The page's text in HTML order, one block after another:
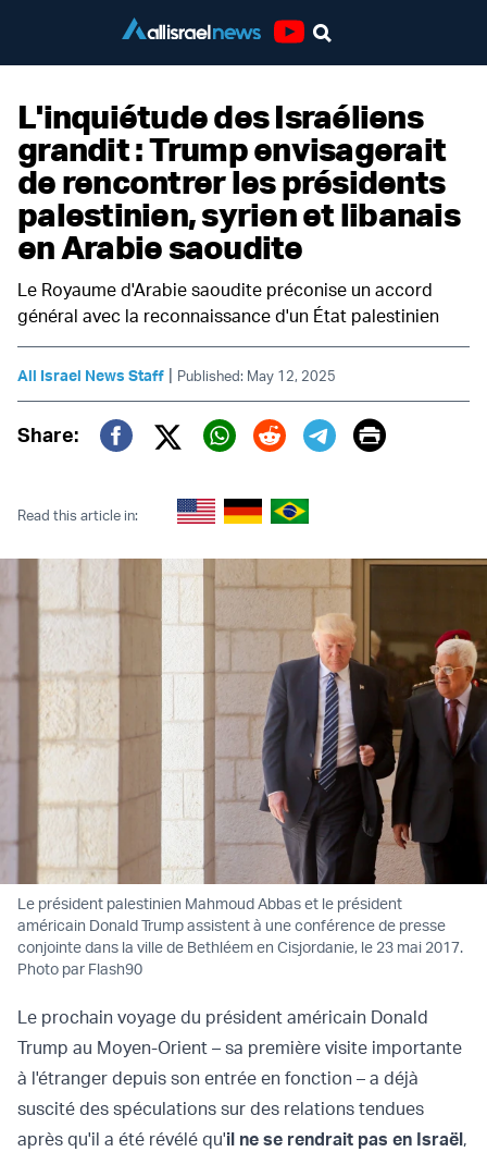
L'inquiétude des Israéliens
grandit : Trump envisagerait
de rencontrer les présidents
palestinien, syrien et libanais
en Arabie saoudite
Le Royaume d'Arabie saoudite préconise un accord
général avec la reconnaissance d'un État palestinien
All Israel News Staff | Published: May 12, 2025
Share:
Twitter (X)
Print
Read this article in:
Le président palestinien Mahmoud Abbas et le président
américain Donald Trump assistent à une conférence de presse
conjointe dans la ville de Bethléem en Cisjordanie, le 23 mai 2017.
Photo par Flash90
Le prochain voyage du président américain Donald
Trump au Moyen-Orient – sa première visite importante
à l'étranger depuis son entrée en fonction – a déjà
suscité des spéculations sur des relations tendues
après qu'il a été révélé qu'il ne se rendrait pas en Israël,